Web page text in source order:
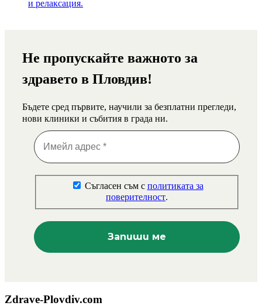
Не пропускайте важното за
здравето в Пловдив!
Бъдете сред първите, научили за безплатни прегледи,
нови клиники и събития в града ни.
Съгласен съм с политиката за
поверителност.
Zdrave-Plovdiv.com